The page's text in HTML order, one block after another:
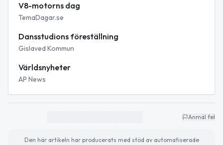
V8-motorns dag
TemaDagar.se
Dansstudions föreställning
Gislaved Kommun
Världsnyheter
AP News
Anmäl fel
Den här artikeln har producerats med stöd av automatiserade